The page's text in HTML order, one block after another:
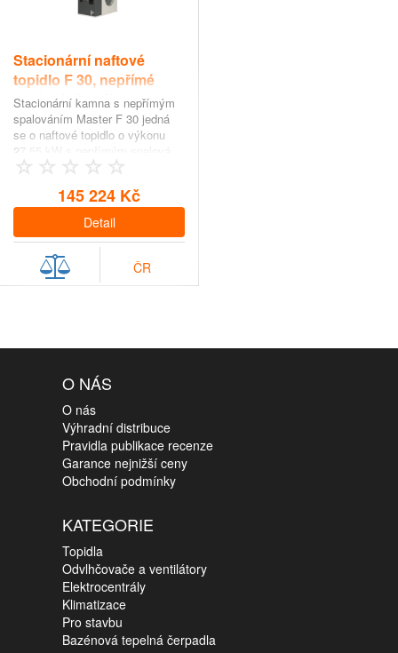
Stacionární naftové
topidlo F 30, nepřímé
spalování s výkonem
27,55 kW
Stacionární kamna s nepřímým
spalováním Master F 30 jedná
se o naftové topidlo o výkonu
27,55 kW s nepřímým spalová…
145 224 Kč
Detail
ČR
O NÁS
O nás
Výhradní distribuce
Pravidla publikace recenze
Garance nejnižší ceny
Obchodní podmínky
KATEGORIE
Topidla
Odvlhčovače a ventilátory
Elektrocentrály
Klimatizace
Pro stavbu
Bazénová tepelná čerpadla